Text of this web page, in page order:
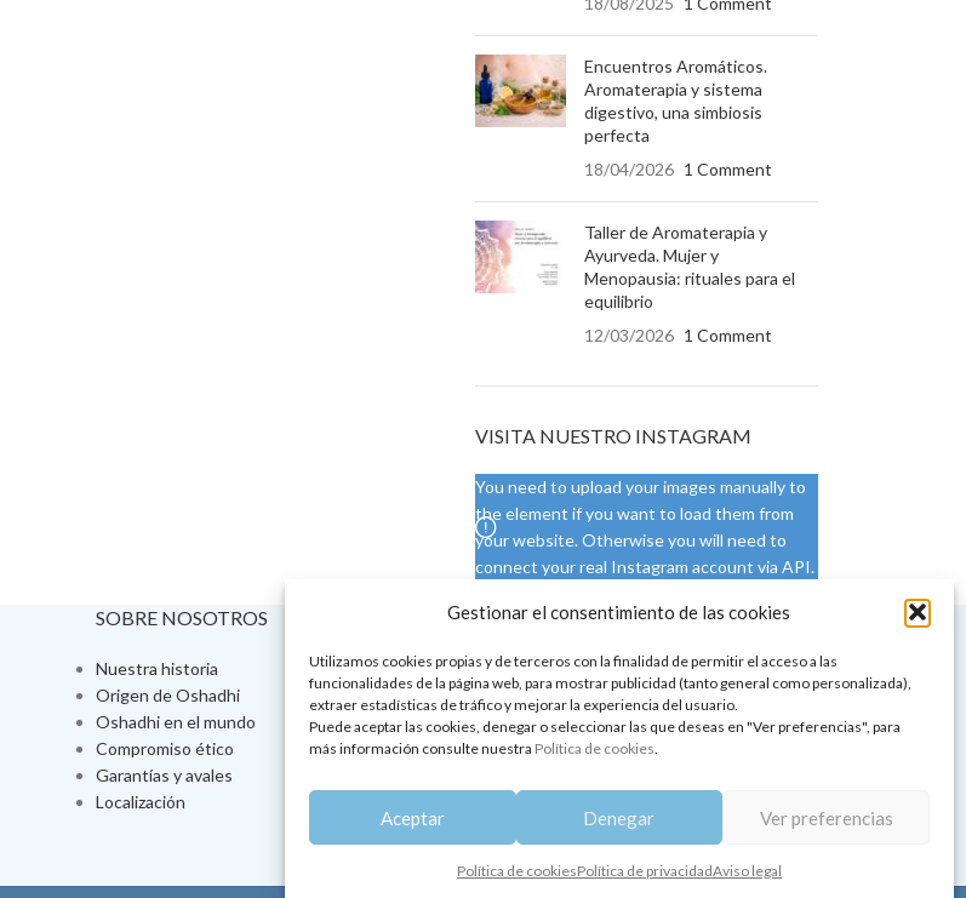
Gestionar el consentimiento de las cookies
Utilizamos cookies propias y de terceros con la finalidad de permitir el acceso a las
funcionalidades de la página web, para mostrar publicidad (tanto general como personalizada),
extraer estadísticas de tráfico y mejorar la experiencia del usuario.
Puede aceptar las cookies, denegar o seleccionar las que deseas en "Ver preferencias", para
más información consulte nuestra Política de cookies.
Aceptar Denegar Ver preferencias
Política de cookiesPolítica de privacidadAviso legal
Encuentros Aromáticos.
Aromaterapia y sistema
digestivo, una simbiosis
perfecta
18/04/2026 1 Comment
Taller de Aromaterapia y
Ayurveda. Mujer y
Menopausia: rituales para el
equilibrio
12/03/2026 1 Comment
VISITA NUESTRO INSTAGRAM
You need to upload your images manually to
the element if you want to load them from
your website. Otherwise you will need to
connect your real Instagram account via API.
SOBRE NOSOTROS
Nuestra historia
Origen de Oshadhi
Oshadhi en el mundo
Compromiso ético
Garantías y avales
Localización
VISÍTA NUESTRA SEDE
Tienda física
Talleres de aromaterapia
Tratamientos de belleza
Ayurveda
Aromaterapia y bienestar
CONDICIONES DE USO
Condiciones generales
Cambios y devoluciones
Formas de pago
Formas de envío